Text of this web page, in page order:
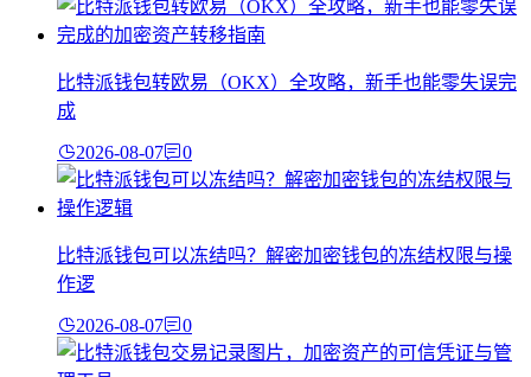
比特派钱包转欧易（OKX）全攻略，新手也能零失误完
成
2026-08-07 0
比特派钱包可以冻结吗？解密加密钱包的冻结权限与操
作逻
2026-08-07 0